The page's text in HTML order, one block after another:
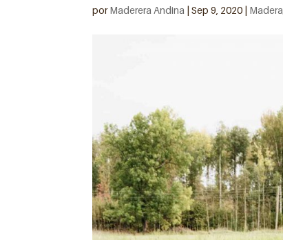
porMaderera Andina |Sep 9, 2020 | Madera